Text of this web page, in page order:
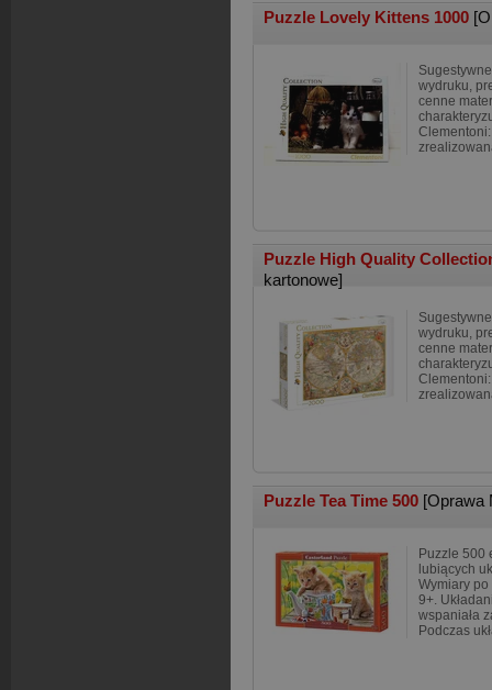
Puzzle Lovely Kittens 1000
wydruku,
cenne
Puzzle High Quality
kartonowe]
wydruku,
cenne
Puzzle Tea Time 500 [Oprawa
Puzzle 500
lubiących
Wymiary po
9+.
wspaniała
Podczas